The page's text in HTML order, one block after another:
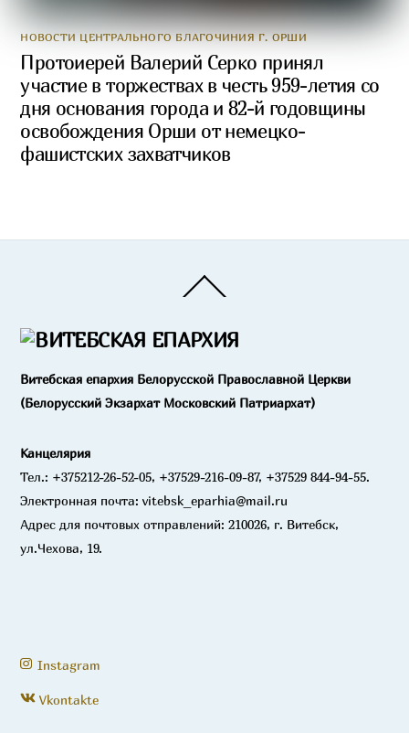
НОВОСТИ ЦЕНТРАЛЬНОГО БЛАГОЧИНИЯ Г. ОРШИ
Протоиерей Валерий Серко принял
участие в торжествах в честь 959-летия со
дня основания города и 82-й годовщины
освобождения Орши от немецко-
фашистских захватчиков
To
Витебская епархия Белорусской Православной Церкви
(Белорусский Экзархат Московский Патриархат)
Канцелярия
Тел.: +375212-26-52-05, +37529-216-09-87, +37529 844-94-55.
Электронная почта: vitebsk_eparhia@mail.ru
Адрес для почтовых отправлений: 210026, г. Витебск,
ул.Чехова, 19.
Instagram
Vkontakte